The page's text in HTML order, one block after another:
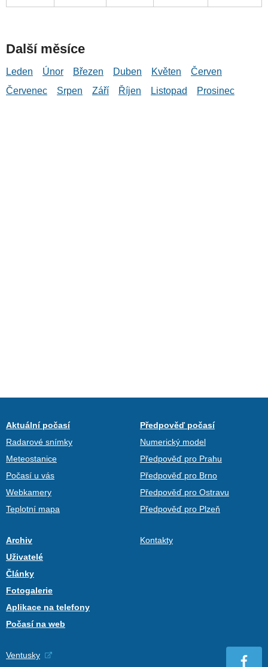
Další měsíce
Leden Únor Březen Duben Květen
Červen
Červenec
Srpen Září Říjen Listopad Prosinec
Aktuální počasí
Radarové snímky
Meteostanice
Počasí u vás
Webkamery
Teplotní mapa
Předpověď počasí
Numerický model
Předpověď pro Prahu
Předpověď pro Brno
Předpověď pro Ostravu
Předpověď pro Plzeň
Archiv
Uživatelé
Články
Fotogalerie
Aplikace na telefony
Počasí na web
Kontakty
Ventusky